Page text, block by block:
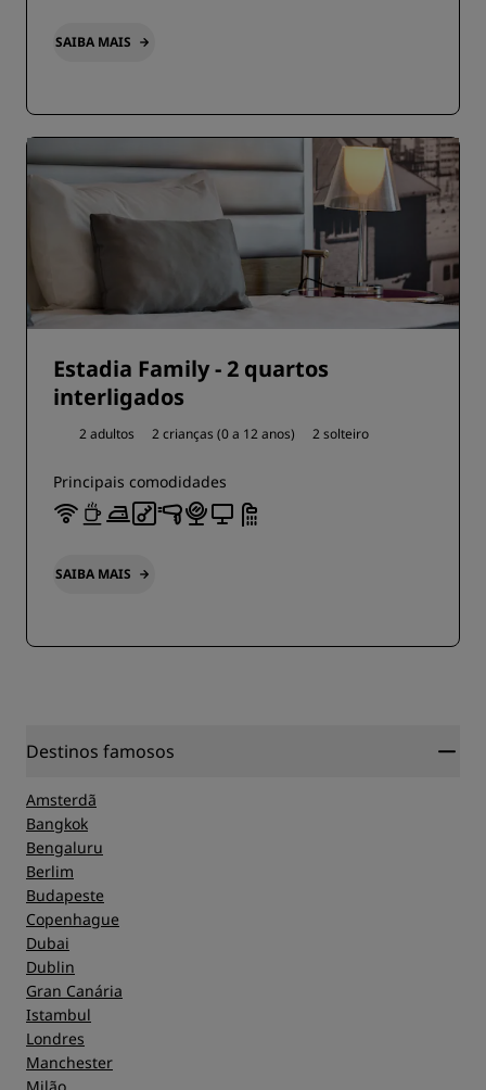
SAIBA MAIS
Estadia Family - 2 quartos
interligados
2 adultos 2 crianças (0 a 12 anos) 2 solteiro
Principais comodidades
SAIBA MAIS
Destinos famosos
Amsterdã
Bangkok
Bengaluru
Berlim
Budapeste
Copenhague
Dubai
Dublin
Gran Canária
Istambul
Londres
Manchester